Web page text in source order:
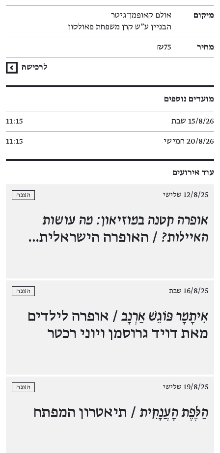
מיקום
אולם קאופמן־גיטר
הבניין ע"ש קרן משפחת פאולסון
מחיר ₪75
לרכישה
מועדים נוספים
15/8/26 שבת 11:15
20/8/26 חמישי 11:15
עוד אירועים
12/8/25 שלישי הצגה
אופרה קטנה במוזיאון: מה עושות
האיילות? / האופרה הישראלית…
16/8/25 שבת הצגה
אִיתָמָר פּוֹגֵשׁ אַרְנָב / אופרה לילדים
מאת דויד גרוסמן ויוני רכטר
19/8/25 שלישי הצגה
הַלֶּפֶת הָעֲנָקִית / תיאטרון המפתח